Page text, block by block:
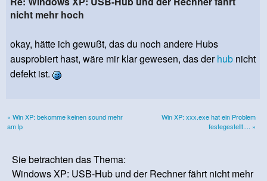
nicht mehr hoch
okay, hätte ich gewußt, das du noch andere Hubs
ausprobiert hast, wäre mir klar gewesen, das derhub nicht
defekt ist.
« Win XP: bekomme keinen sound mehr
am lp
Win XP: xxx.exe hat ein Problem
festegestellt.... »
Sie betrachten das Thema:
Windows XP: USB-Hub und der Rechner fährt nicht mehr